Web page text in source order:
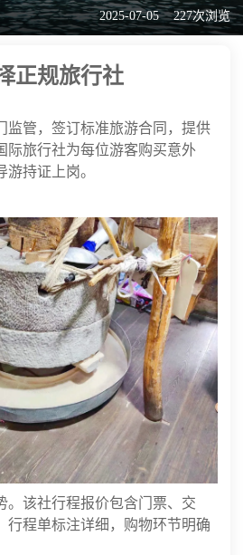
2025-07-05 227次浏览
正规旅行社
监管，签订标准旅游合同，提供
际旅行社为每位游客购买意外
游持证上岗。
。该社行程报价包含门票、交
行程单标注详细，购物环节明确